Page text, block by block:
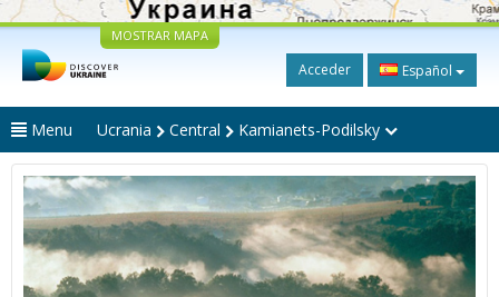
MOSTRAR MAPA
Acceder Español
Menu Ucrania Central Kamianets-Podilsky